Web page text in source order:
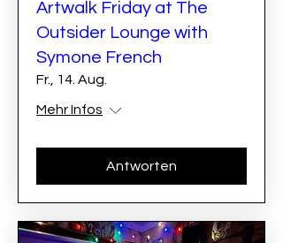
Artwalk Friday at The
Outsider Lounge with
Symone French
Fr., 14. Aug.
Mehr Infos
Antworten